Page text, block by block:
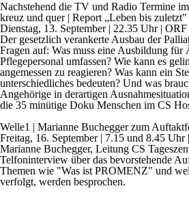
Nachstehend die TV und Radio Termine
kreuz und quer | Report „Leben bis zuletzt"
Dienstag, 13. September | 22.35 Uhr | ORF
Der gesetzlich verankerte Ausbau der
Fragen auf: Was muss eine Ausbildung für
Pflegepersonal umfassen? Wie kann es
angemessen zu reagieren? Was kann ein
unterschiedliches bedeuten? Und was
Angehörige in derartigen
die 35 minütige Doku Menschen im CS
Welle1 | Marianne Buchegger zum
Freitag, 16. September | 7.15 und 8.45
Marianne Buchegger, Leitung CS
Telfoninterview über das bevorstehende
Themen wie "Was ist PROMENZ" und
verfolgt, werden besprochen.